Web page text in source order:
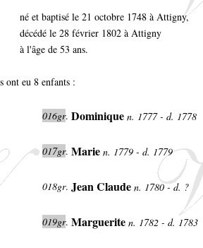
né et baptisé le 21 octobre 1748 à Attigny,
décédé le 28 février 1802 à Attigny
à l'âge de 53 ans.
ont eu 8 enfants :
016gr. Dominique n. 1777 - d. 1778
017gr. Marie n. 1779 - d. 1779
018gr. Jean Claude n. 1780 - d. ?
019gr. Marguerite n. 1782 - d. 1783